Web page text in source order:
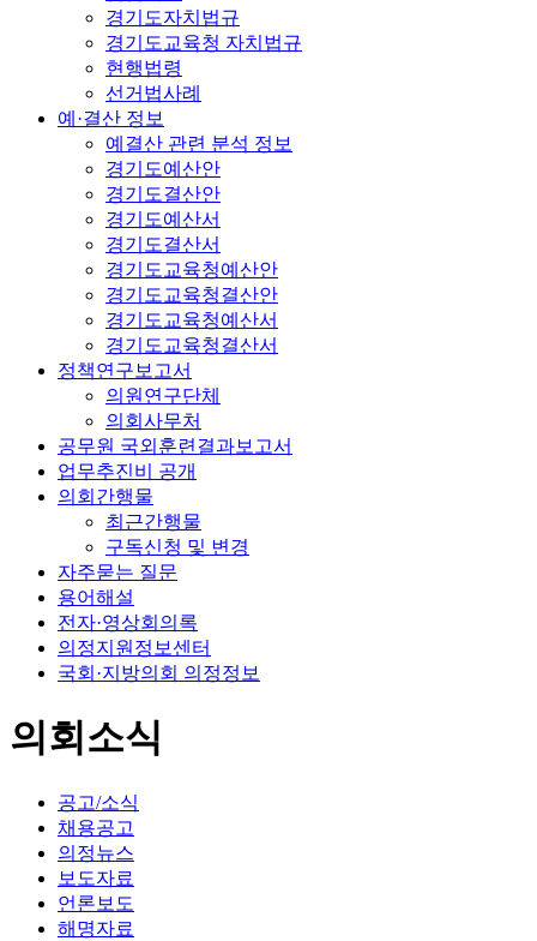
경기도자치법규
경기도교육청 자치법규
현행법령
선거법사례
예·결산 정보
예결산 관련 분석 정보
경기도예산안
경기도결산안
경기도예산서
경기도결산서
경기도교육청예산안
경기도교육청결산안
경기도교육청예산서
경기도교육청결산서
정책연구보고서
의원연구단체
의회사무처
공무원 국외훈련결과보고서
업무추진비 공개
의회간행물
최근간행물
구독신청 및 변경
자주묻는 질문
용어해설
전자·영상회의록
의정지원정보센터
국회·지방의회 의정정보
의회소식
공고/소식
채용공고
의정뉴스
보도자료
언론보도
해명자료